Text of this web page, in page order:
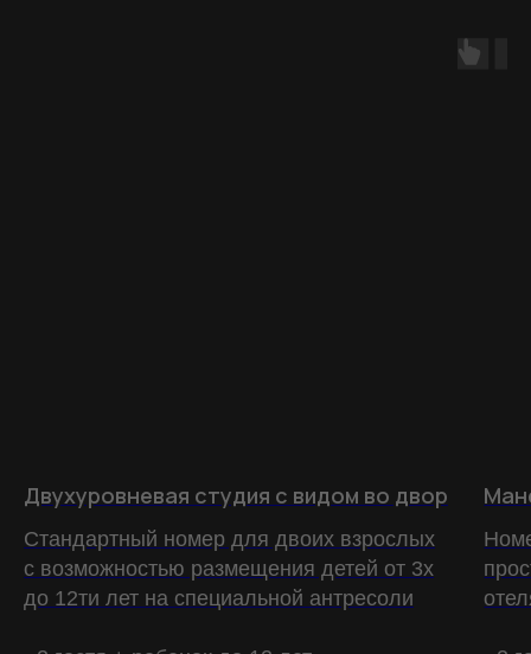
Двухуровневая студия с видом во двор
Стандартный номер для двоих взрослых
с возможностью размещения детей от 3х
до 12ти лет на специальной антресоли